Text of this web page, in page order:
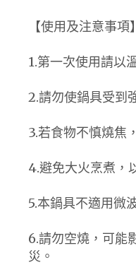
【使用及注意事項】
1.第一次使用請以
2.請勿使鍋具受到
3.若食物不慎燒焦
4.避免大火烹煮，
5.本鍋具不適用微
6.請勿空燒，可能
災。